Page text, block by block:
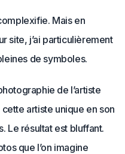
Mais en
site, j’ai particulièrement
de symboles.
de l’artiste
artiste unique en son
Le résultat est bluffant.
que l’on imagine